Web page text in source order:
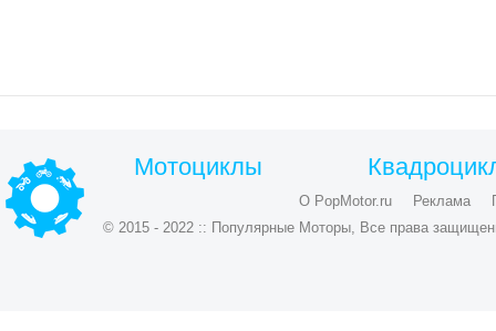
Мотоциклы
О PopMotor.ru Реклама
© 2015 - 2022 :: Популярные Моторы, Все права